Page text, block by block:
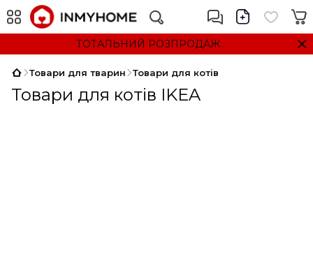
ТОТАЛЬНИЙ РОЗПРОДАЖ
Товари для тварин Товари для котів
Товари для котів IKEA